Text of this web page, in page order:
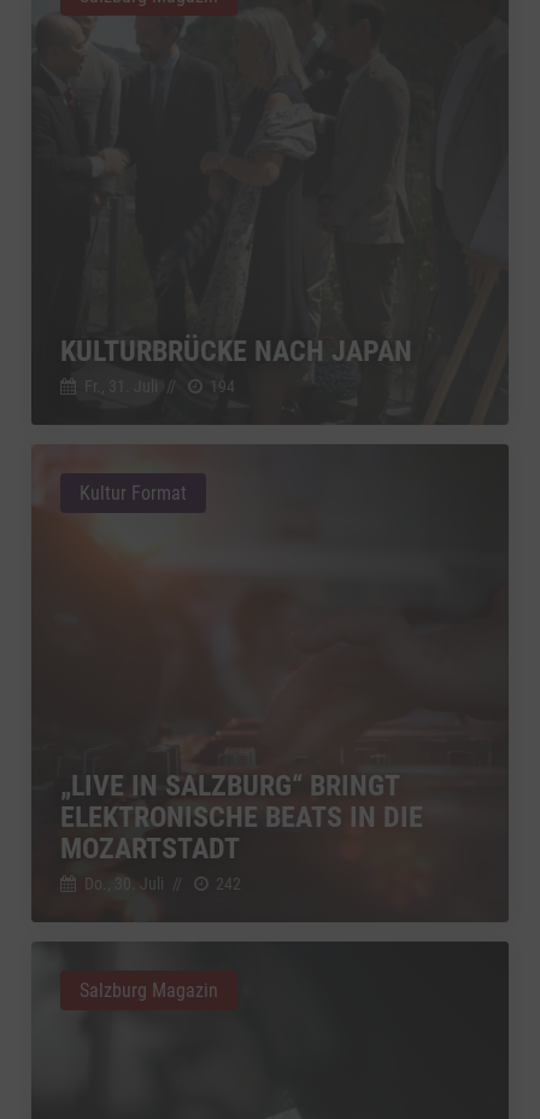
KULTURBRÜCKE NACH JAPAN
Fr., 31. Juli // 194
„LIVE IN SALZBURG“ BRINGT
ELEKTRONISCHE BEATS IN DIE
MOZARTSTADT
Do., 30. Juli // 242
Kultur Format
Salzburg Magazin